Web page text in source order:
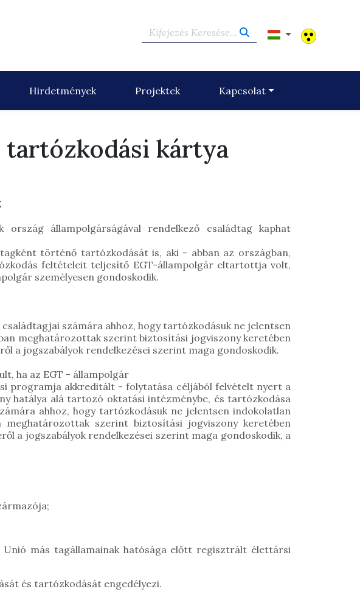
Kifejezés Keresése...
Hirdetmények Projektek Kapcsolat
tartózkodási kártya
ország állampolgárságával rendelkező családtag kaphat
történő tartózkodását is, aki - abban az országban,
feltételeit teljesítő EGT-állampolgár eltartottja volt,
személyesen gondoskodik.
számára ahhoz, hogy tartózkodásuk ne jelentsen
meghatározottak szerint biztosítási jogviszony keretében
a jogszabályok rendelkezései szerint maga gondoskodik.
ha az EGT - állampolgár
programja akkreditált - folytatása céljából felvételt nyert a
hatálya alá tartozó oktatási intézménybe, és tartózkodása
ahhoz, hogy tartózkodásuk ne jelentsen indokolatlan
szerint biztosítási jogviszony keretében
a jogszabályok rendelkezései szerint maga gondoskodik, a
más tagállamainak hatósága előtt regisztrált élettársi
és tartózkodását engedélyezi.